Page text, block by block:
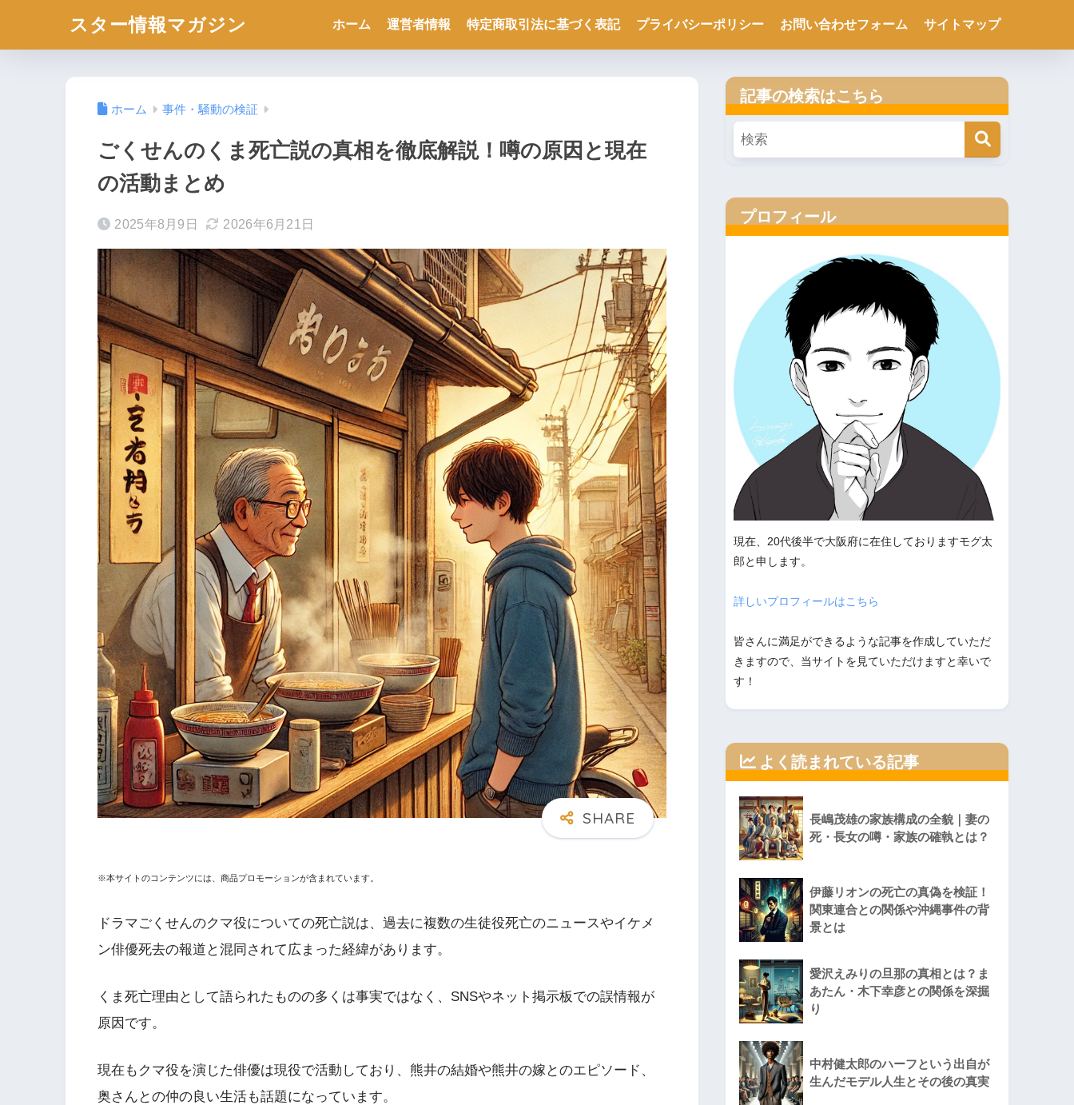
スター情報マガジン ホーム 運営者情報 特定商取引法に基づく表記 プライバシーポリシー お問い合わせフォーム サイトマップ
ホーム 事件・騒動の検証
ごくせんのくま死亡説の真相を徹底解説！噂の原因と現在
の活動まとめ
2025年8月9日 2026年6月21日
※本サイトのコンテンツには、商品プロモーションが含まれています。
ドラマごくせんのクマ役についての死亡説は、過去に複数の生徒役死亡のニュースやイケメ
ン俳優死去の報道と混同されて広まった経緯があります。
くま死亡理由として語られたものの多くは事実ではなく、SNSやネット掲示板での誤情報が
原因です。
現在もクマ役を演じた俳優は現役で活動しており、熊井の結婚や熊井の嫁とのエピソード、
奥さんとの仲の良い生活も話題になっています。
記事の検索はこちら
プロフィール
現在、20代後半で大阪府に在住しておりますモグ太
郎と申します。
詳しいプロフィールはこちら
皆さんに満足ができるような記事を作成していただ
きますので、当サイトを見ていただけますと幸いで
す！
よく読まれている記事
長嶋茂雄の家族構成の全貌｜妻の
死・長女の噂・家族の確執とは？
伊藤リオンの死亡の真偽を検証！
関東連合との関係や沖縄事件の背
景とは
愛沢えみりの旦那の真相とは？ま
あたん・木下幸彦との関係を深掘
り
中村健太郎のハーフという出自が
生んだモデル人生とその後の真実